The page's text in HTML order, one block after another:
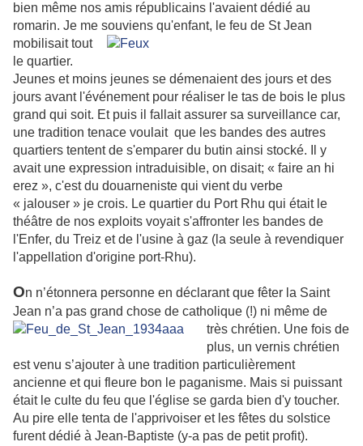
bien même nos amis républicains l'avaient dédié au
romarin. Je me souviens qu'enfant, le feu de St Jean
mobilisait tout
le quartier.
Jeunes et moins jeunes se démenaient des jours et des
jours avant l'événement pour réaliser le tas de bois le plus
grand qui soit. Et puis il fallait assurer sa surveillance car,
une tradition tenace voulait que les bandes des autres
quartiers tentent de s'emparer du butin ainsi stocké. Il y
avait une expression intraduisible, on disait; « faire an hi
erez », c'est du douarneniste qui vient du verbe
« jalouser » je crois. Le quartier du Port Rhu qui était le
théâtre de nos exploits voyait s'affronter les bandes de
l'Enfer, du Treiz et de l'usine à gaz (la seule à revendiquer
l'appellation d'origine port-Rhu).
On n’étonnera personne en déclarant que fêter la Saint
Jean n’a pas grand chose de catholique (!) ni même de
très chrétien. Une fois de
plus, un vernis chrétien
est venu s’ajouter à une tradition particulièrement
ancienne et qui fleure bon le paganisme. Mais si puissant
était le culte du feu que l'église se garda bien d'y toucher.
Au pire elle tenta de l'apprivoiser et les fêtes du solstice
furent dédié à Jean-Baptiste (y-a pas de petit profit).